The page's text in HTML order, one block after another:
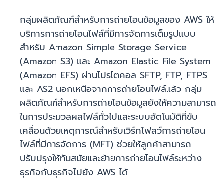
กลุ่มผลิตภัณฑ์สำหรับการถ่ายโอนข้อมูลของ AWS ให้
บริการการถ่ายโอนไฟล์ที่มีการจัดการเต็มรูปแบบ
สำหรับ Amazon Simple Storage Service
(Amazon S3) และ Amazon Elastic File System
(Amazon EFS) ผ่านโปรโตคอล SFTP, FTP, FTPS
และ AS2 นอกเหนือจากการถ่ายโอนไฟล์แล้ว กลุ่ม
ผลิตภัณฑ์สำหรับการถ่ายโอนข้อมูลยังให้ความสามารถ
ในการประมวลผลไฟล์ทั่วไปและระบบอัตโนมัติที่ขับ
เคลื่อนด้วยเหตุการณ์สำหรับเวิร์กโฟลว์การถ่ายโอน
ไฟล์ที่มีการจัดการ (MFT) ช่วยให้ลูกค้าสามารถ
ปรับปรุงให้ทันสมัยและย้ายการถ่ายโอนไฟล์ระหว่าง
ธุรกิจกับธุรกิจไปยัง AWS ได้